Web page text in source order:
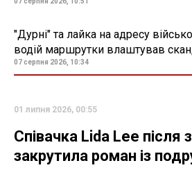
"Дурні" та лайка на адресу
водій маршрутки влаштував
07 серпня 2026, 10:34
01 липня 2026, 00:55
Співачка Lida Lee після
закрутила роман із